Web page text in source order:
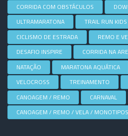
CORRIDA COM OBSTÁCULOS
ULTRAMARATONA
TRAIL RUN KIDS
CICLISMO DE ESTRADA
REMO E
DESAFIO INSPIRE
CORRIDA NA
NATAÇÃO
MARATONA AQUÁTICA
VELOCROSS
TREINAMENTO
CANOAGEM / REMO
CARNAVAL
CANOAGEM / REMO / VELA / MONOTIPOS